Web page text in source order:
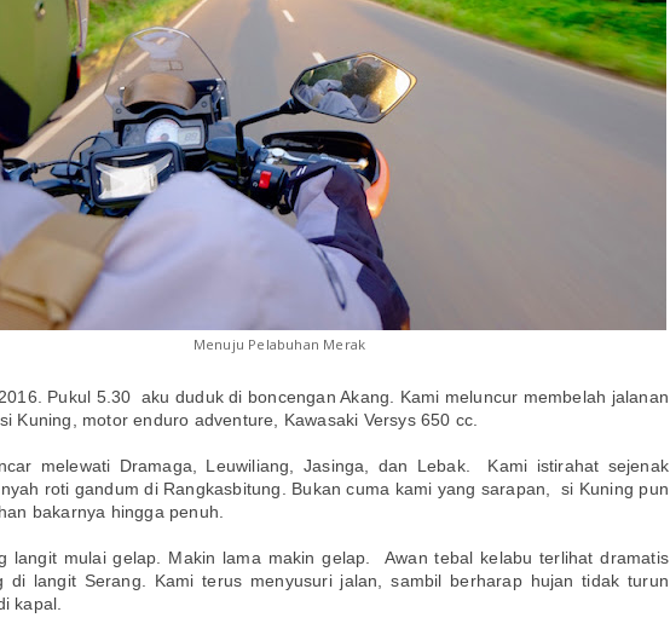
Menuju Pelabuhan Merak
Pukul 5.30 aku duduk di boncengan Akang. Kami meluncur membelah jalanan
Kuning, motor enduro adventure, Kawasaki Versys 650 cc.
melewati Dramaga, Leuwiliang, Jasinga, dan Lebak. Kami istirahat sejenak
roti gandum di Rangkasbitung. Bukan cuma kami yang sarapan, si Kuning pun
bakarnya hingga penuh.
langit mulai gelap. Makin lama makin gelap. Awan tebal kelabu terlihat dramatis
di langit Serang. Kami terus menyusuri jalan, sambil berharap hujan tidak turun
kapal.